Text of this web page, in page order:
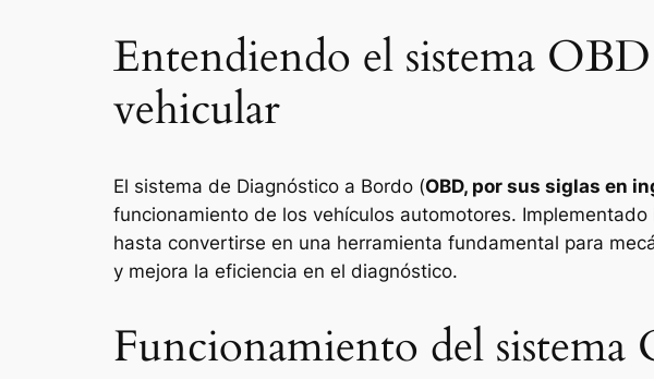
Entendiendo el sistema
vehicular
El sistema de Diagnóstico a Bordo (OBD, por sus siglas en
funcionamiento de los vehículos automotores.
hasta convertirse en una herramienta fundamental para
y mejora la eficiencia en el diagnóstico.
Funcionamiento del sistema